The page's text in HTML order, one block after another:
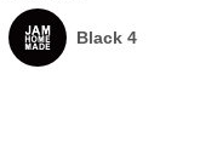
Black 4